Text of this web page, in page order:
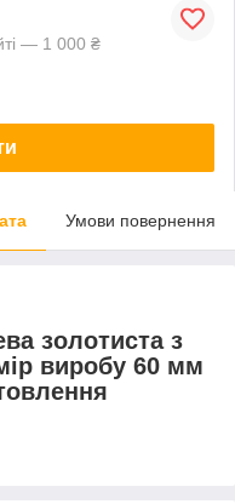
— 1 000 ₴
Умови повернення
золотиста з
виробу 60 мм